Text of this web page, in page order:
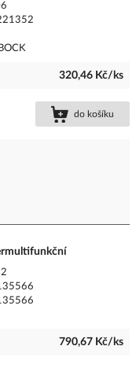
320,46 Kč/ks
do košíku
790,67 Kč/ks